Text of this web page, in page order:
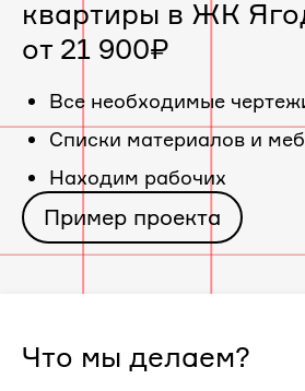
квартиры
в
«ЖК
Ягодный»
квартиры в ЖК
от 21 900₽
Все необходимые
Cписки материалов и
Находим рабочих
Пример проекта
Что мы делаем?